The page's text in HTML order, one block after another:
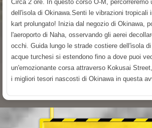
Circa 2 ore. In questo corso O-M, percorreremo
dell'isola di Okinawa.Senti le vibrazioni tropicali
kart prolungato! Inizia dal negozio di Okinawa,
l'aeroporto di Naha, osservando gli aerei
occhi. Guida lungo le strade costiere dell'isola
acque turchesi si estendono fino a dove puoi
un'emozionante corsa attraverso Kokusai
i migliori tesori nascosti di Okinawa in questa